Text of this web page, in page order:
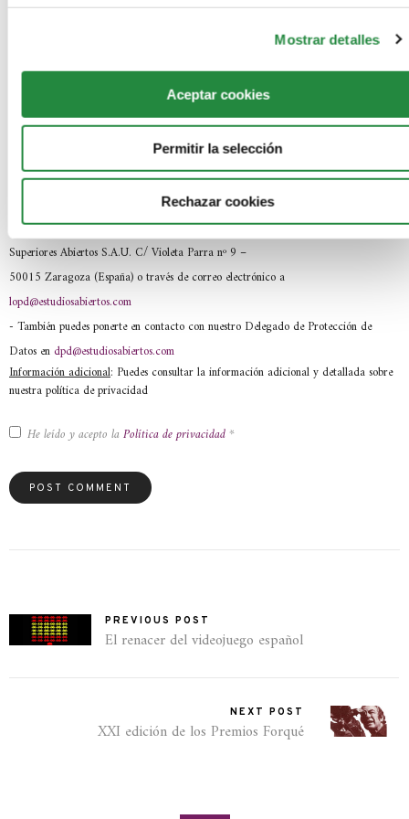
Mostrar detalles
Aceptar cookies
Permitir la selección
Rechazar cookies
-En que basamos la legitimación:En tu consentimiento.
No se comunicarán tus datos a terceros.
interés mutuo para mantener el fin del tratamiento o por obligación legal. Cuando
dejen de ser necesarios, procederemos a su destrucción.
Los derechos que te asisten:(i) Derecho de acceso, rectificación,
portabilidad y supresión de sus datos y a la limitación u oposición al tratamiento, (ii)
derecho a retirar el consentimiento en cualquier momento y (iii) derecho a presentar
una reclamación ante la autoridad de control (AEPD).
- Los datos de contacto para ejercer tus derechos: SEAS, Estudios
Superiores Abiertos S.A.U. C/ Violeta Parra nº 9 –
50015 Zaragoza (España) o través de correo electrónico a
lopd@estudiosabiertos.com
- También puedes ponerte en contacto con nuestro Delegado de Protección de
Datos en dpd@estudiosabiertos.com
Información adicional: Puedes consultar la información adicional y detallada sobre
nuestra política de privacidad
He leído y acepto la Política de privacidad *
PREVIOUS POST
El renacer del videojuego español
NEXT POST
XXI edición de los Premios Forqué